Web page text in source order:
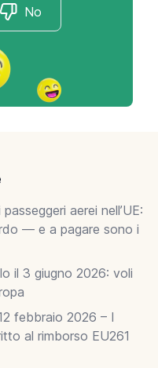
No
aerei nell’UE:
— e a pagare sono i
il 3 giugno 2026: voli
febbraio 2026 – I
al rimborso EU261